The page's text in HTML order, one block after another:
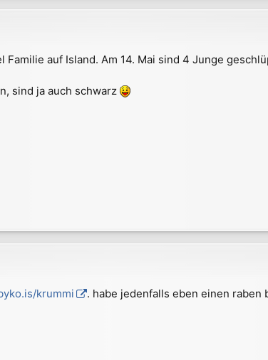
auf Island. Am 14. Mai sind 4 Junge
sind ja auch schwarz
krummi . habe jedenfalls eben einen